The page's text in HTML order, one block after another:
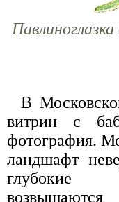
В
витрин с
фотография.
ландшафт
глубокие